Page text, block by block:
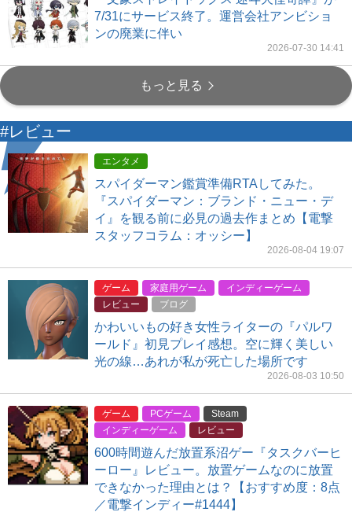
7/31にサービス終了。運営会社アンビショ
ンの廃業に伴い
2026-07-30 14:41
もっと見る
#レビュー
エンタメ
スパイダーマン鑑賞準備RTAしてみた。
『スパイダーマン：ブランド・ニュー・デ
イ』を観る前に必見の過去作まとめ【電撃
スタッフコラム：オッシー】
2026-08-04 19:07
ゲーム 家庭用ゲーム
インディーゲーム
レビュー
ブログ
かわいいもの好き女性ライターの『パルワ
ールド』初見プレイ感想。空に輝く美しい
光の線…あれが私が死亡した場所です
2026-08-03 10:50
ゲーム PCゲーム
Steam
インディーゲーム
レビュー
600時間遊んだ放置系沼ゲー『タスクバーヒ
ーロー』レビュー。放置ゲームなのに放置
できなかった理由とは？【おすすめ度：8点
／電撃インディー#1444】